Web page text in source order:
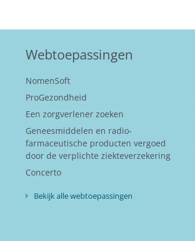
Webtoepassingen
NomenSoft
ProGezondheid
Een zorgverlener zoeken
Geneesmiddelen en radio-
farmaceutische producten vergoed
door de verplichte ziekteverzekering
Concerto
Bekijk alle webtoepassingen